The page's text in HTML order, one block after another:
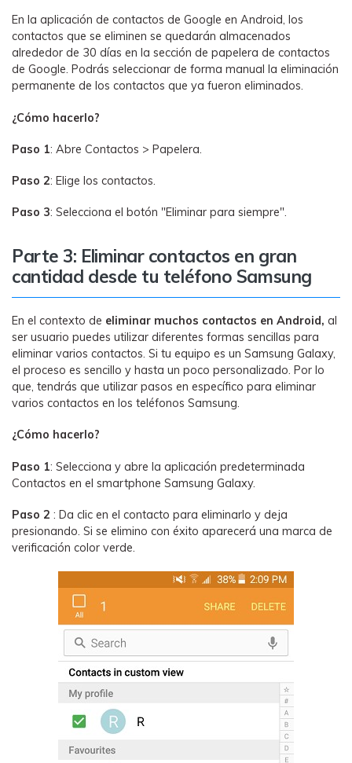
En la aplicación de contactos de Google en Android, los
contactos que se eliminen se quedarán almacenados
alrededor de 30 días en la sección de papelera de contactos
de Google. Podrás seleccionar de forma manual la eliminación
permanente de los contactos que ya fueron eliminados.
¿Cómo hacerlo?
Paso 1: Abre Contactos > Papelera.
Paso 2: Elige los contactos.
Paso 3: Selecciona el botón "Eliminar para siempre".
Parte 3: Eliminar contactos en gran
cantidad desde tu teléfono Samsung
En el contexto de eliminar muchos contactos en Android, al
ser usuario puedes utilizar diferentes formas sencillas para
eliminar varios contactos. Si tu equipo es un Samsung Galaxy,
el proceso es sencillo y hasta un poco personalizado. Por lo
que, tendrás que utilizar pasos en específico para eliminar
varios contactos en los teléfonos Samsung.
¿Cómo hacerlo?
Paso 1: Selecciona y abre la aplicación predeterminada
Contactos en el smartphone Samsung Galaxy.
Paso 2 : Da clic en el contacto para eliminarlo y deja
presionando. Si se elimino con éxito aparecerá una marca de
verificación color verde.